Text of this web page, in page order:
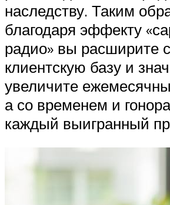
наследству. Таким
благодаря эффекту
радио» вы расширите
клиентскую базу и
увеличите
а со временем и
каждый выигранный